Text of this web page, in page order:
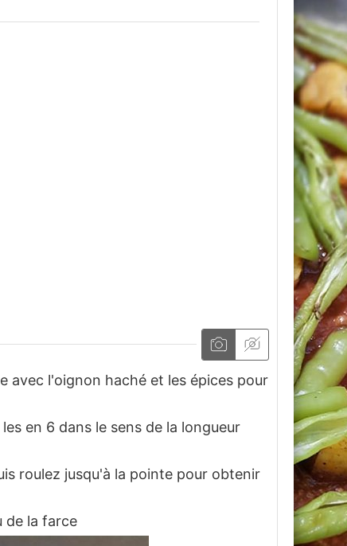
avec l'oignon haché et les épices pour
en 6 dans le sens de la longueur
roulez jusqu'à la pointe pour obtenir
de la farce